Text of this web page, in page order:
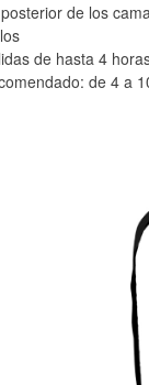
de los
de hasta 4
de 4 a